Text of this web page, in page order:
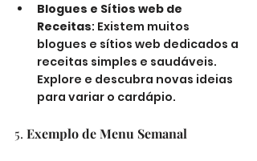
Blogues e Sítios web de
Receitas: Existem muitos
blogues e sítios web dedicados a
receitas simples e saudáveis.
Explore e descubra novas ideias
para variar o cardápio.
5. Exemplo de Menu Semanal